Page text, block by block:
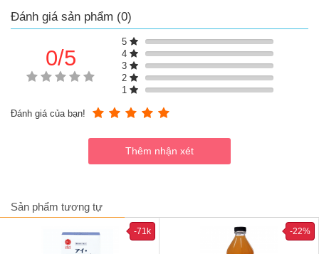
ngọn.
Hỗ trợ hạn chế các nguyên nhân cơ bản khiến tóc mỏng, yếu
Đánh giá sản phẩm (0)
0/5
5
4
3
2
1
Đánh giá của bạn!
Sản phẩm tương tự
-71k -22%